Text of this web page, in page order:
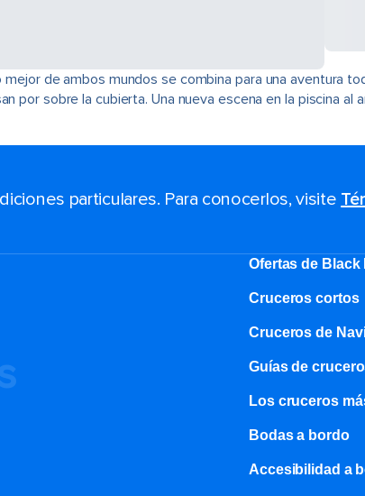
de ambos mundos se combina para una aventura
por sobre la cubierta. Una nueva escena en la piscina
particulares. Para conocerlos, visite
Ofertas de Black
Cruceros cortos
Cruceros de
Guías de
Los cruceros
Bodas a bordo
Accesibilidad a